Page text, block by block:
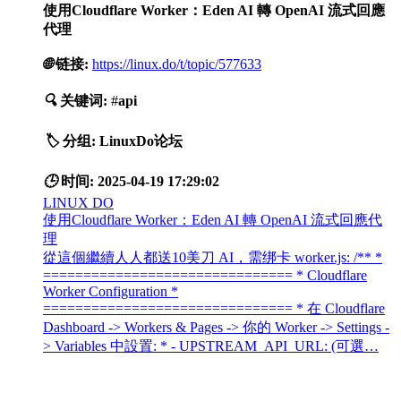
使用Cloudflare Worker：Eden AI 轉 OpenAI 流式回應
代理
🌐 链接: https://linux.do/t/topic/577633
🔍 关键词: #api
🏷️ 分组: LinuxDo论坛
🕒 时间: 2025-04-19 17:29:02
LINUX DO
使用Cloudflare Worker：Eden AI 轉 OpenAI 流式回應代
理
從這個繼續人人都送10美刀 AI，需绑卡 worker.js: /** *
=============================== * Cloudflare
Worker Configuration *
=============================== * 在 Cloudflare
Dashboard -> Workers & Pages -> 你的 Worker -> Settings -
> Variables 中設置: * - UPSTREAM_API_URL: (可選…